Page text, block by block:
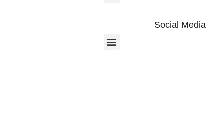
Social Media